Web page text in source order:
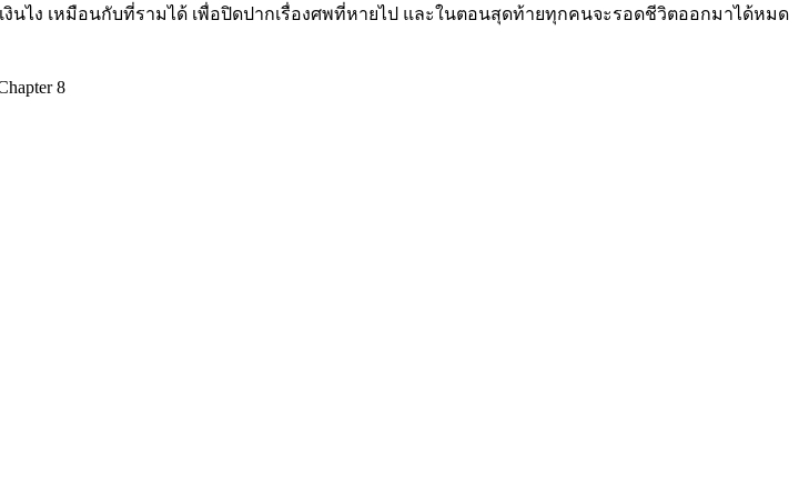
นไง เหมือนกับที่รามได้ เพื่อปิดปากเรื่องศพที่หายไป และในตอนสุดท้ายทุกคนจะรอดชีวิตออกมาได้หมด
8